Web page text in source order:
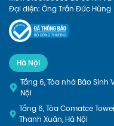
Đại diện: Ông Trần Đức Hùng
Hà Nội
Tầng 6, Tòa nhà Báo Sinh
Nội
Tầng 6, Tòa Comatce
Thanh Xuân, Hà Nội